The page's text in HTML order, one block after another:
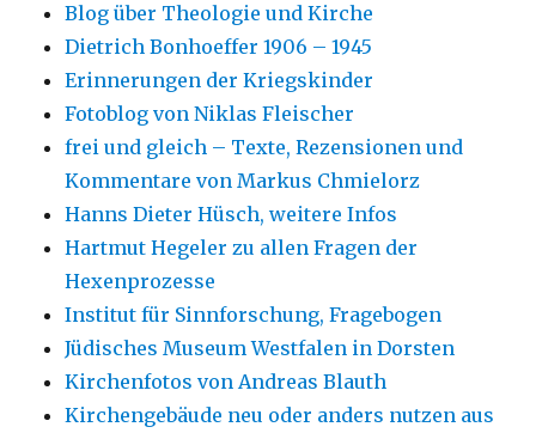
Blog über Theologie und Kirche
Dietrich Bonhoeffer 1906 – 1945
Erinnerungen der Kriegskinder
Fotoblog von Niklas Fleischer
frei und gleich – Texte, Rezensionen und
Kommentare von Markus Chmielorz
Hanns Dieter Hüsch, weitere Infos
Hartmut Hegeler zu allen Fragen der
Hexenprozesse
Institut für Sinnforschung, Fragebogen
Jüdisches Museum Westfalen in Dorsten
Kirchenfotos von Andreas Blauth
Kirchengebäude neu oder anders nutzen aus